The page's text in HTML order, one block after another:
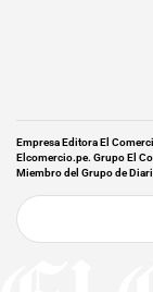
Empresa Editora El
Elcomercio.pe. Grupo El
Miembro del Grupo de